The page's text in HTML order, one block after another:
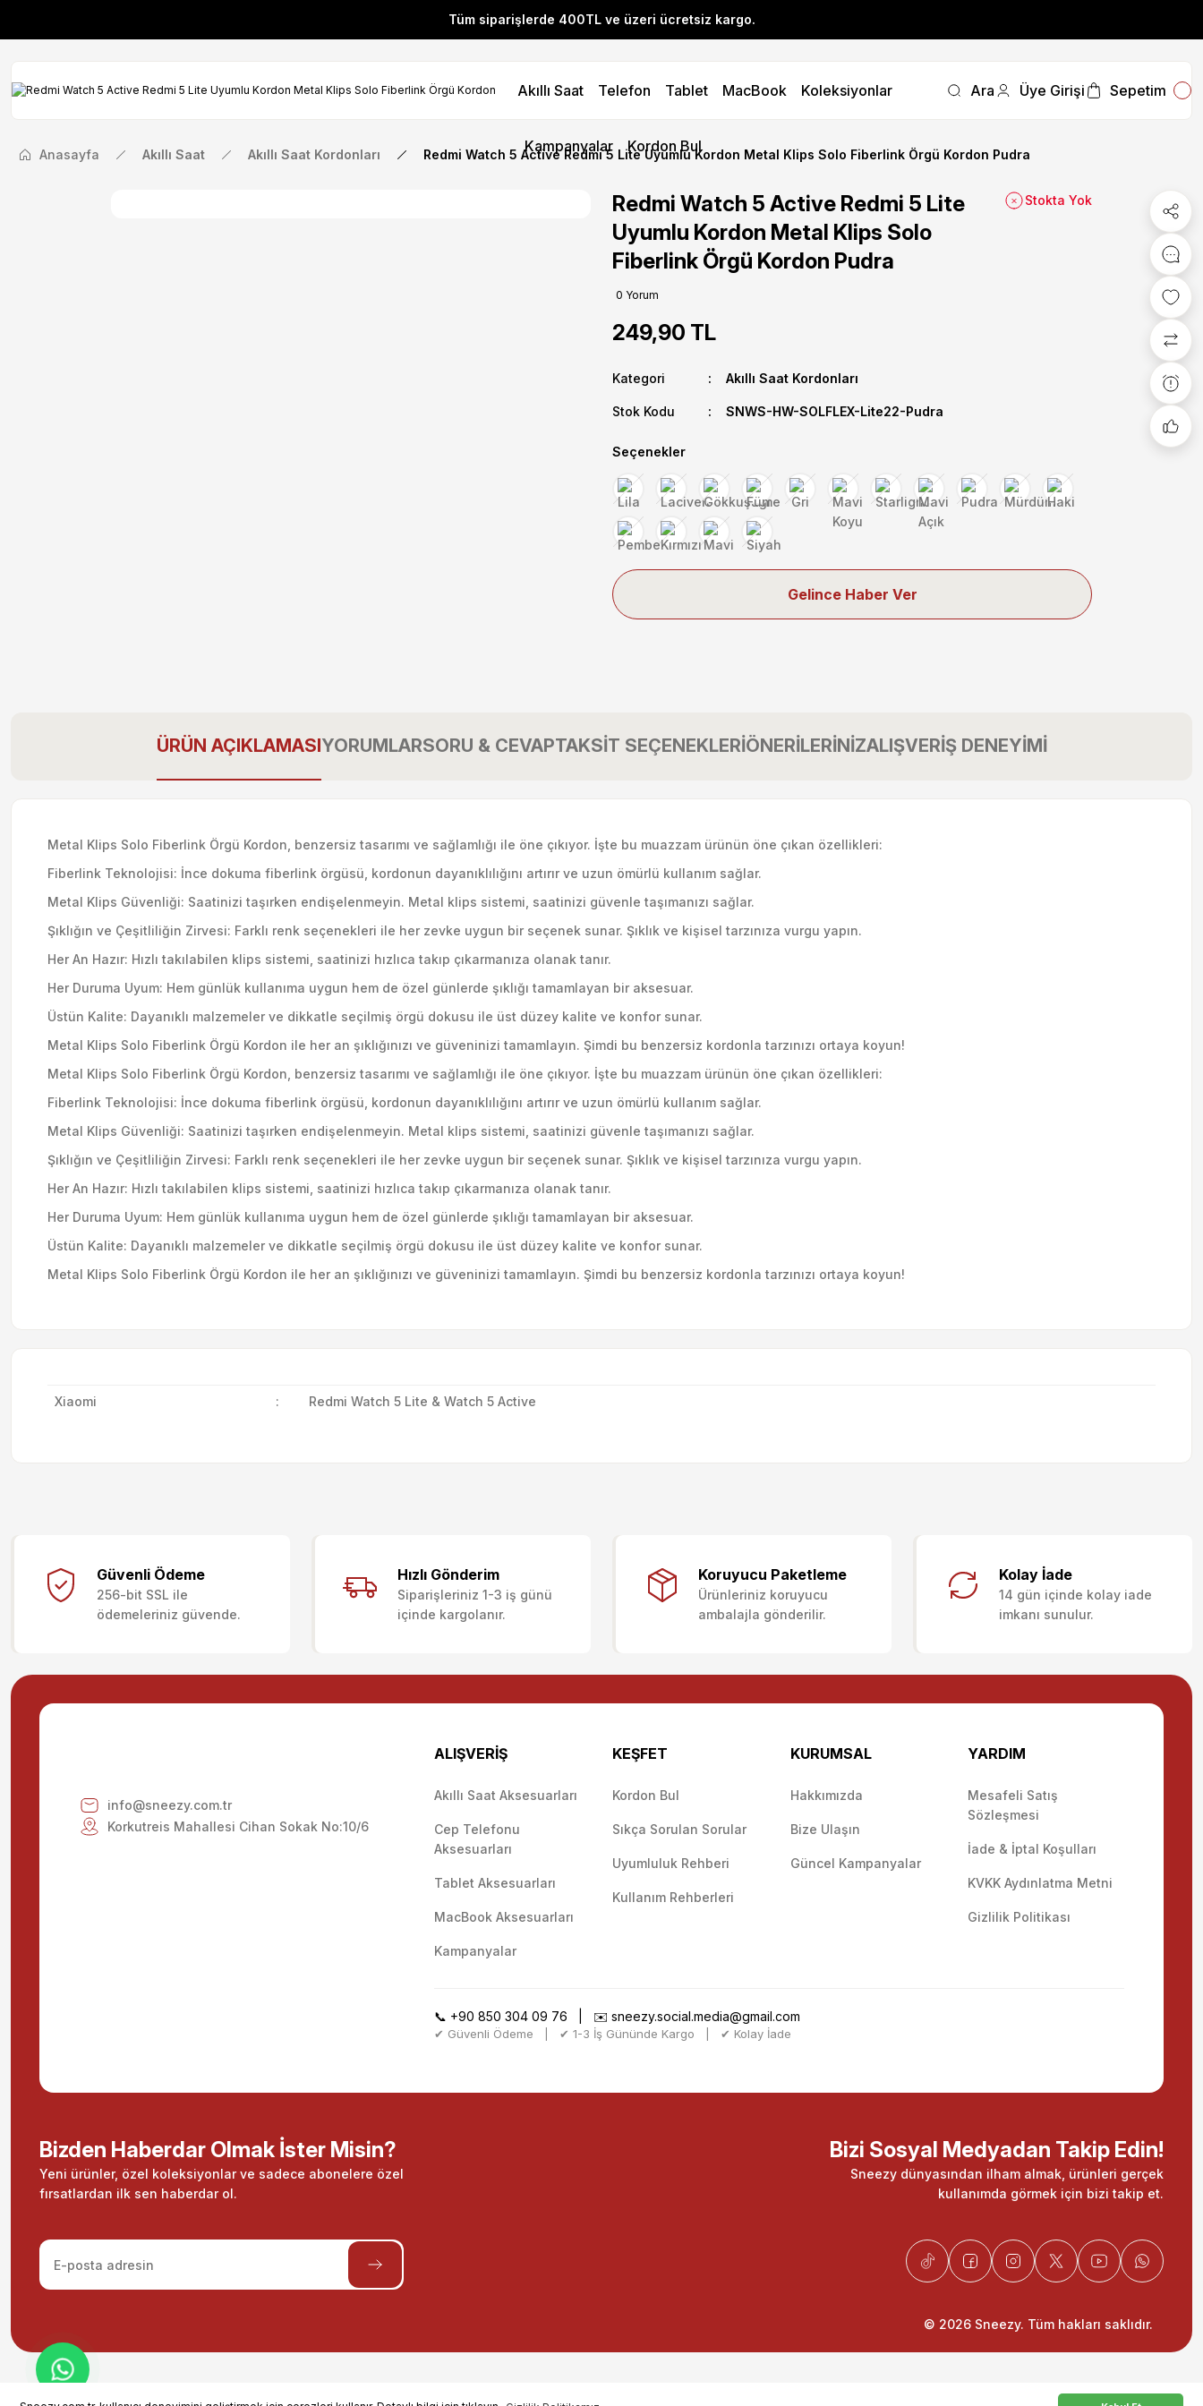
Tüm siparişlerde 400TL ve üzeri ücretsiz kargo.
İlk Siparişinize Özel! YENI10 koduyla 400 TL ve üzeri alışverişlerinizde %10 indirim fırsatını kaçırmayın.
Tüm siparişlerde 400TL ve üzeri ücretsiz kargo.
İlk Siparişinize Özel! YENI10 koduyla 400 TL ve üzeri alışverişlerinizde %10 indirim fırsatını kaçırmayın.
Akıllı Saat Telefon Tablet MacBook Koleksiyonlar
Kampanyalar Kordon Bul
Ara Üye Girişi Sepetim
Anasayfa Akıllı Saat Akıllı Saat Kordonları Redmi Watch 5 Active Redmi 5 Lite Uyumlu Kordon Metal Klips Solo Fiberlink Örgü Kordon Pudra
Redmi Watch 5 Active Redmi 5 Lite
Uyumlu Kordon Metal Klips Solo
Fiberlink Örgü Kordon Pudra
0 Yorum
Stokta Yok
249,90 TL
Kategori Akıllı Saat Kordonları
Stok Kodu SNWS-HW-SOLFLEX-Lite22-Pudra
Seçenekler
Gelince Haber Ver
ÜRÜN AÇIKLAMASIYORUMLARSORU & CEVAPTAKSİT SEÇENEKLERİÖNERİLERİNİZALIŞVERİŞ DENEYİMİ
Metal Klips Solo Fiberlink Örgü Kordon, benzersiz tasarımı ve sağlamlığı ile öne çıkıyor. İşte bu muazzam ürünün öne çıkan özellikleri:
Fiberlink Teknolojisi: İnce dokuma fiberlink örgüsü, kordonun dayanıklılığını artırır ve uzun ömürlü kullanım sağlar.
Metal Klips Güvenliği: Saatinizi taşırken endişelenmeyin. Metal klips sistemi, saatinizi güvenle taşımanızı sağlar.
Şıklığın ve Çeşitliliğin Zirvesi: Farklı renk seçenekleri ile her zevke uygun bir seçenek sunar. Şıklık ve kişisel tarzınıza vurgu yapın.
Her An Hazır: Hızlı takılabilen klips sistemi, saatinizi hızlıca takıp çıkarmanıza olanak tanır.
Her Duruma Uyum: Hem günlük kullanıma uygun hem de özel günlerde şıklığı tamamlayan bir aksesuar.
Üstün Kalite: Dayanıklı malzemeler ve dikkatle seçilmiş örgü dokusu ile üst düzey kalite ve konfor sunar.
Metal Klips Solo Fiberlink Örgü Kordon ile her an şıklığınızı ve güveninizi tamamlayın. Şimdi bu benzersiz kordonla tarzınızı ortaya koyun!
Metal Klips Solo Fiberlink Örgü Kordon, benzersiz tasarımı ve sağlamlığı ile öne çıkıyor. İşte bu muazzam ürünün öne çıkan özellikleri:
Fiberlink Teknolojisi: İnce dokuma fiberlink örgüsü, kordonun dayanıklılığını artırır ve uzun ömürlü kullanım sağlar.
Metal Klips Güvenliği: Saatinizi taşırken endişelenmeyin. Metal klips sistemi, saatinizi güvenle taşımanızı sağlar.
Şıklığın ve Çeşitliliğin Zirvesi: Farklı renk seçenekleri ile her zevke uygun bir seçenek sunar. Şıklık ve kişisel tarzınıza vurgu yapın.
Her An Hazır: Hızlı takılabilen klips sistemi, saatinizi hızlıca takıp çıkarmanıza olanak tanır.
Her Duruma Uyum: Hem günlük kullanıma uygun hem de özel günlerde şıklığı tamamlayan bir aksesuar.
Üstün Kalite: Dayanıklı malzemeler ve dikkatle seçilmiş örgü dokusu ile üst düzey kalite ve konfor sunar.
Metal Klips Solo Fiberlink Örgü Kordon ile her an şıklığınızı ve güveninizi tamamlayın. Şimdi bu benzersiz kordonla tarzınızı ortaya koyun!
Xiaomi : Redmi Watch 5 Lite & Watch 5 Active
Ürün resmi kalitesiz, bozuk veya görüntülenemiyor.
Ürün açıklamasında eksik bilgiler bulunuyor.
Gönder
Güvenli Ödeme
256-bit SSL ile
ödemeleriniz güvende.
Hızlı Gönderim
Siparişleriniz 1-3 iş günü
içinde kargolanır.
Koruyucu Paketleme
Ürünleriniz koruyucu
ambalajla gönderilir.
Kolay İade
14 gün içinde kolay iade
imkanı sunulur.
info@sneezy.com.tr
Korkutreis Mahallesi Cihan Sokak No:10/6
ALIŞVERİŞ
Akıllı Saat Aksesuarları
Cep Telefonu
Aksesuarları
Tablet Aksesuarları
MacBook Aksesuarları
Kampanyalar
KEŞFET
Kordon Bul
Sıkça Sorulan Sorular
Uyumluluk Rehberi
Kullanım Rehberleri
KURUMSAL
Hakkımızda
Bize Ulaşın
Güncel Kampanyalar
YARDIM
Mesafeli Satış
Sözleşmesi
İade & İptal Koşulları
KVKK Aydınlatma Metni
Gizlilik Politikası
📞 +90 850 304 09 76 | ✉️sneezy.social.media@gmail.com
✔ Güvenli Ödeme | ✔ 1-3 İş Gününde Kargo | ✔ Kolay İade
Bizden Haberdar Olmak İster Misin?
Yeni ürünler, özel koleksiyonlar ve sadece abonelere özel
fırsatlardan ilk sen haberdar ol.
Bizi Sosyal Medyadan Takip Edin!
Sneezy dünyasından ilham almak, ürünleri gerçek
kullanımda görmek için bizi takip et.
© 2026 Sneezy. Tüm hakları saklıdır.